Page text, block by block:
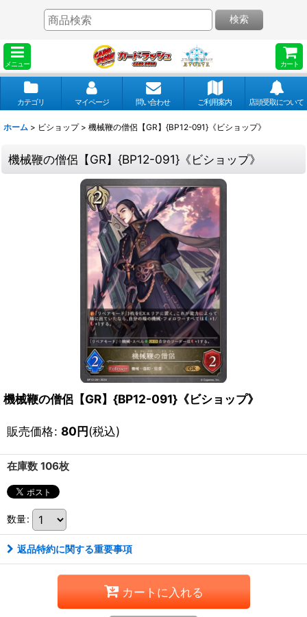
メニュー カート
検索
カテゴリ マイページ 問い合わせ ご利用案内 店頭受取について
ホーム > ビショップ > 機械鞭の僧侶【GR】{BP12-091}《ビショップ》
機械鞭の僧侶【GR】{BP12-091}《ビショップ》
機械鞭の僧侶【GR】{BP12-091}《ビショップ》
販売価格: 80円(税込)
在庫数 106枚
数量:
返品特約に関する重要事項
カートに入れる